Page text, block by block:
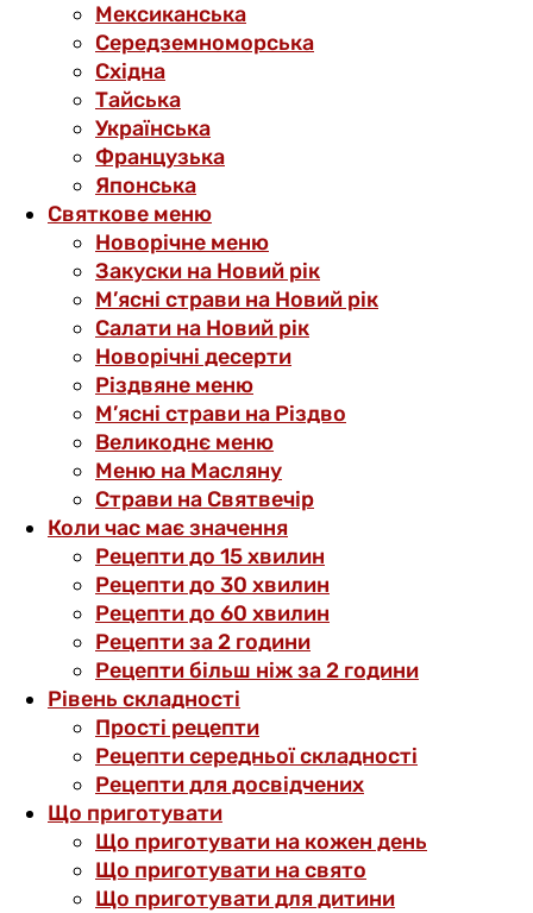
Мексиканська
Середземноморська
Східна
Тайська
Українська
Французька
Японська
Святкове меню
Новорічне меню
Закуски на Новий рік
М’ясні страви на Новий рік
Салати на Новий рік
Новорічні десерти
Різдвяне меню
М’ясні страви на Різдво
Великоднє меню
Меню на Масляну
Страви на Святвечір
Коли час має значення
Рецепти до 15 хвилин
Рецепти до 30 хвилин
Рецепти до 60 хвилин
Рецепти за 2 години
Рецепти більш ніж за 2 години
Рівень складності
Прості рецепти
Рецепти середньої складності
Рецепти для досвідчених
Що приготувати
Що приготувати на кожен день
Що приготувати на свято
Що приготувати для дитини